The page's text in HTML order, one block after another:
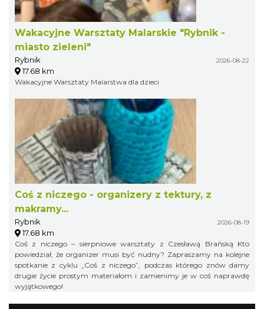
Wakacyjne Warsztaty Malarskie "Rybnik -
miasto zieleni"
Rybnik 2026-08-22
17.68 km
Wakacyjne Warsztaty Malarstwa dla dzieci
Coś z niczego - organizery z tektury, z
makramy...
Rybnik 2026-08-19
17.68 km
Coś z niczego – sierpniowe warsztaty z Czesławą Brańską Kto
powiedział, że organizer musi być nudny? Zapraszamy na kolejne
spotkanie z cyklu „Coś z niczego”, podczas którego znów damy
drugie życie prostym materiałom i zamienimy je w coś naprawdę
wyjątkowego!